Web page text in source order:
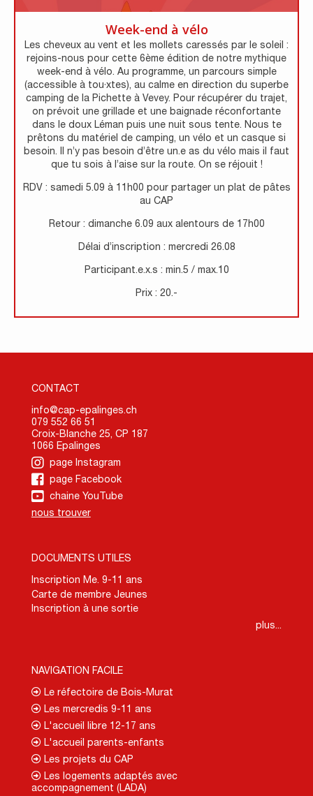
Week-end à vélo
Les cheveux au vent et les mollets caressés par le soleil :
rejoins-nous pour cette 6ème édition de notre mythique
week-end à vélo. Au programme, un parcours simple
(accessible à tou·xtes), au calme en direction du superbe
camping de la Pichette à Vevey. Pour récupérer du trajet,
on prévoit une grillade et une baignade réconfortante
dans le doux Léman puis une nuit sous tente. Nous te
prêtons du matériel de camping, un vélo et un casque si
besoin. Il n’y pas besoin d’être un.e as du vélo mais il faut
que tu sois à l’aise sur la route. On se réjouit !
RDV : samedi 5.09 à 11h00 pour partager un plat de pâtes
au CAP
Retour : dimanche 6.09 aux alentours de 17h00
Délai d’inscription : mercredi 26.08
Participant.e.x.s : min.5 / max.10
Prix : 20.-
CONTACT
info@cap-epalinges.ch
079 552 66 51
Croix-Blanche 25, CP 187
1066 Epalinges
page Instagram
page Facebook
chaine YouTube
nous trouver
DOCUMENTS UTILES
Inscription Me. 9-11 ans
Carte de membre Jeunes
Inscription à une sortie
plus...
NAVIGATION FACILE
Le réfectoire de Bois-Murat
Les mercredis 9-11 ans
L'accueil libre 12-17 ans
L'accueil parents-enfants
Les projets du CAP
Les logements adaptés avec
accompagnement (LADA)